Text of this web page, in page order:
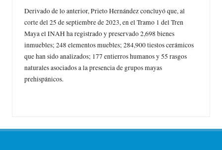
Derivado de lo anterior, Prieto Hernández concluyó que, al
corte del 25 de septiembre de 2023, en el Tramo 1 del Tren
Maya el INAH ha registrado y preservado 2,698 bienes
inmuebles; 248 elementos muebles; 284,900 tiestos cerámicos
que han sido analizados; 177 entierros humanos y 55 rasgos
naturales asociados a la presencia de grupos mayas
prehispánicos.